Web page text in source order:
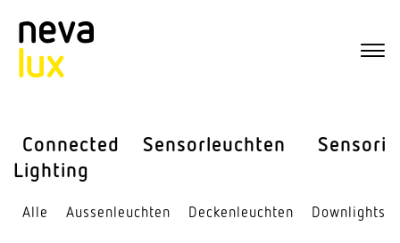
Connected
Lighting
Sensor­leuchten Sensorik
Alle Aussen­leuchten Decken­leuchten Down­lights